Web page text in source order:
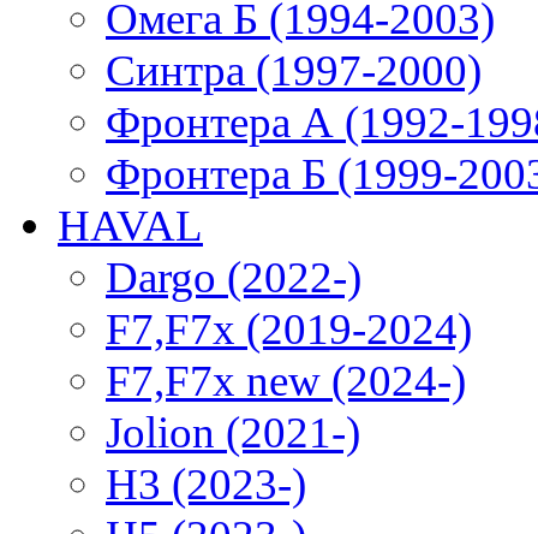
Омега Б (1994-2003)
Синтра (1997-2000)
Фронтера А (1992-
Фронтера Б (1999-
HAVAL
Dargo (2022-)
F7,F7x (2019-2024)
F7,F7x new (2024-)
Jolion (2021-)
H3 (2023-)